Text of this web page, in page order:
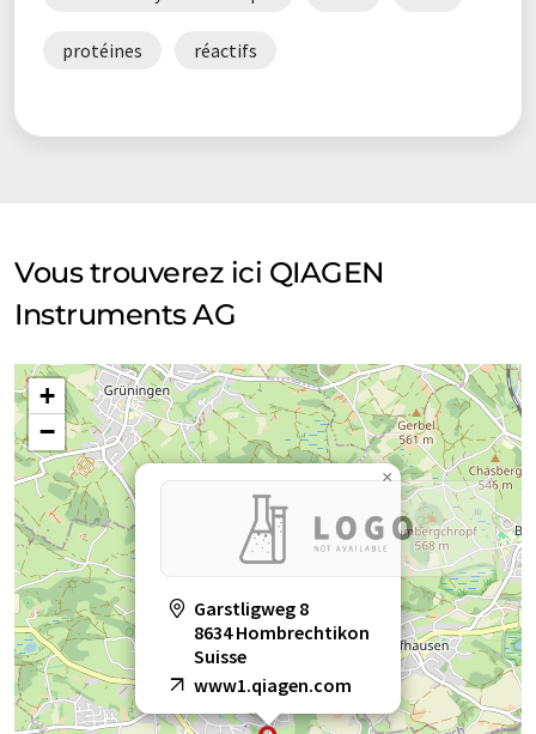
protéines réactifs
Vous trouverez ici QIAGEN
Instruments AG
Garstligweg 8
8634 Hombrechtikon
Suisse
www1.qiagen.com
×
+
−